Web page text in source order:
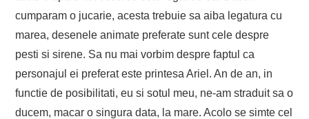
cumparam o jucarie, acesta trebuie sa aiba legatura cu
marea, desenele animate preferate sunt cele despre
pesti si sirene. Sa nu mai vorbim despre faptul ca
personajul ei preferat este printesa Ariel. An de an, in
functie de posibilitati, eu si sotul meu, ne-am straduit sa o
ducem, macar o singura data, la mare. Acolo se simte cel